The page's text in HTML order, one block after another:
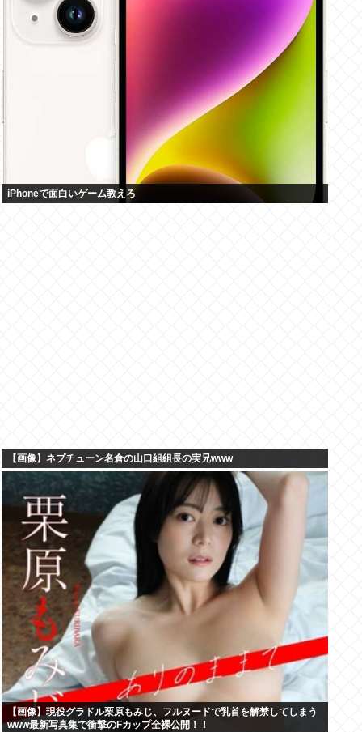
iPhoneで面白いゲーム教えろ
【画像】ネプチューン名倉の山口組組長の実兄www
【画像】現役グラドル栗原もみじ、フルヌードで乳首を解禁してしまう
www最新写真集で衝撃のFカップ全裸公開！！